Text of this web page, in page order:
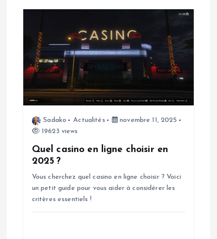
e
Sadako Actualités
novembre 11, 2025
19623 views
Quel casino en ligne choisir en
2025 ?
Vous cherchez quel casino en ligne choisir ? Voici
un petit guide pour vous aider à considérer les
critères essentiels !